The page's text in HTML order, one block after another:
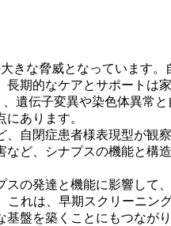
きな脅威となっています
期的なケアとサポートは
伝子変異や染色体異常
あります。
自閉症患者様表現型が観
ど、シナプスの機能と構
の発達と機能に影響して
れは、早期スクリーニン
盤を築くことにもつながり